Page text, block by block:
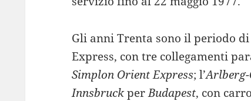
Gli anni Trenta sono il periodo
Express, con tre collegamenti
Simplon Orient Express; l’
InnsbruckperBudapest, con